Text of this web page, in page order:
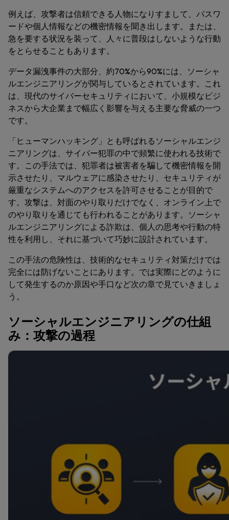
例えば、攻撃者は信頼できる人物になりすまして、パスワ
ードや個人情報などの機密情報を聞き出します。または、
急を要する状況を装って、人々に普段はしないような行動
をとらせることもあります。
データ漏洩事件の大部分、約70%から90%には、ソーシャ
ルエンジニアリングが関与しているとされています。これ
は、現代のサイバーセキュリティにおいて、小規模なビジ
ネスから大企業まで幅広く影響を与える主要な脅威の一つ
です。
「ヒューマンハッキング」とも呼ばれるソーシャルエンジ
ニアリングは、サイバー犯罪の中で頻繁に使われる技術で
す。この手法では、犯罪者は被害者を騙して機密情報を開
示させたり、マルウェアに感染させたり、セキュリティが
厳重なシステムへのアクセスを許可させることが目的で
す。攻撃は、対面のやり取りだけでなく、オンライン上で
のやり取りを通じても行われることがあります。ソーシャ
ルエンジニアリングによる詐欺は、個人の思考や行動の特
性を利用し、それに基づいて巧妙に設計されています。
この手法の危険性は、技術的なセキュリティ対策だけでは
完全には防げないことにあります。では実際にどのように
して発生するのか原因や手口など次の章で見ていきましょ
う。
ソーシャルエンジニアリングの仕組
み：攻撃の過程